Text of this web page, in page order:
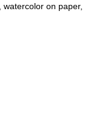
on paper,